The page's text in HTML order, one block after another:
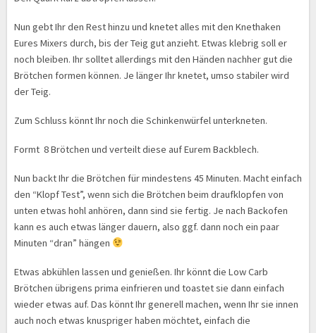
Nun gebt Ihr den Rest hinzu und knetet alles mit den Knethaken
Eures Mixers durch, bis der Teig gut anzieht. Etwas klebrig soll er
noch bleiben. Ihr solltet allerdings mit den Händen nachher gut die
Brötchen formen können. Je länger Ihr knetet, umso stabiler wird
der Teig.
Zum Schluss könnt Ihr noch die Schinkenwürfel unterkneten.
Formt 8 Brötchen und verteilt diese auf Eurem Backblech.
Nun backt Ihr die Brötchen für mindestens 45 Minuten. Macht einfach
den “Klopf Test”, wenn sich die Brötchen beim draufklopfen von
unten etwas hohl anhören, dann sind sie fertig. Je nach Backofen
kann es auch etwas länger dauern, also ggf. dann noch ein paar
Minuten “dran” hängen
Etwas abkühlen lassen und genießen. Ihr könnt die Low Carb
Brötchen übrigens prima einfrieren und toastet sie dann einfach
wieder etwas auf. Das könnt Ihr generell machen, wenn Ihr sie innen
auch noch etwas knuspriger haben möchtet, einfach die